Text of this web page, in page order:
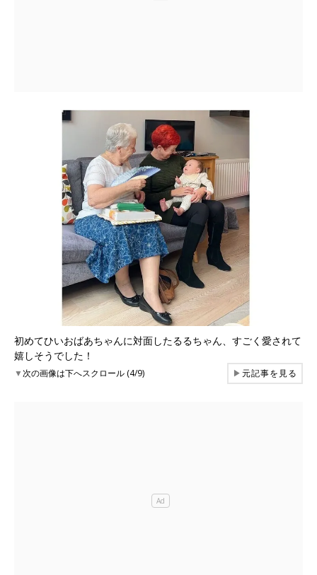
初めてひいおばあちゃんに対面したるるちゃん、すごく愛されて
嬉しそうでした！
▼次の画像は下へスクロール (4/9) ▶元記事を見る